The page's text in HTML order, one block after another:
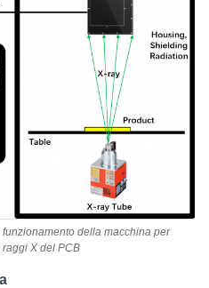
della macchina per
X del PCB